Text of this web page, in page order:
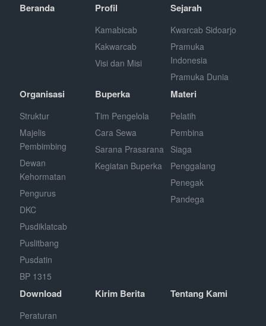
Beranda Profil
Kamabicab
Kakwarcab
Visi dan Misi
Sejarah
Kwarcab Sidoarjo
Pramuka
Indonesia
Pramuka Dunia
Organisasi
Struktur
Majelis
Pembimbing
Dewan
Kehormatan
Pengurus
DKC
Pusdiklatcab
Puslitbang
Pusdatin
BP 1315
Buperka
Tim Pengelola
Cara Sewa
Sarana Prasarana
Kegiatan Buperka
Materi
Pelatih
Pembina
Siaga
Penggalang
Penegak
Pandega
Download
Peraturan
Kirim Berita Tentang Kami